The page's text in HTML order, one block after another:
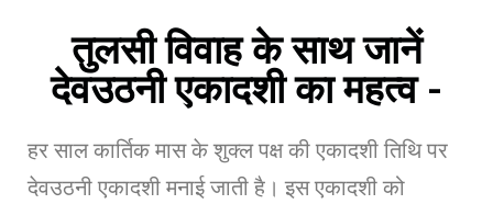
तुलसी विवाह के साथ जानें
देवउठनी एकादशी का महत्व -
हर साल कार्तिक मास के शुक्ल पक्ष की एकादशी तिथि पर
देवउठनी एकादशी मनाई जाती है। इस एकादशी को